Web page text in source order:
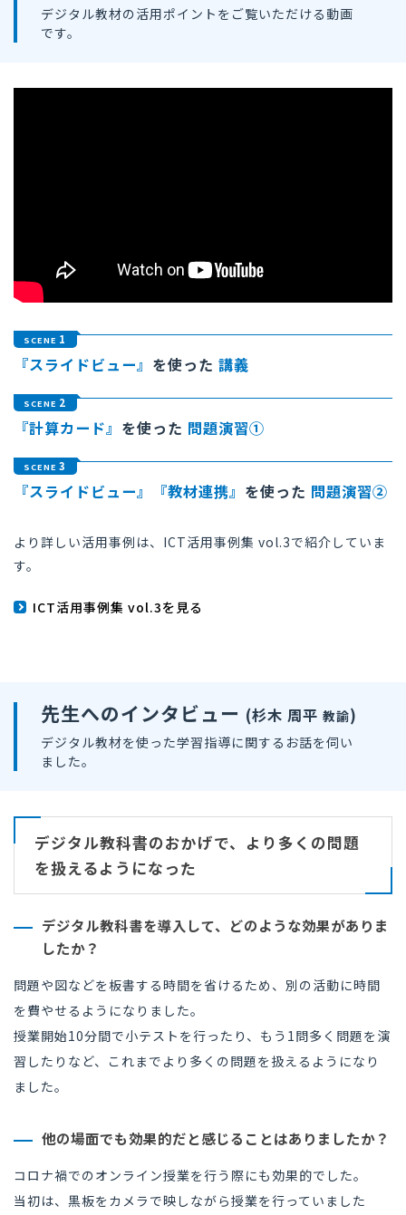
デジタル教材の活用ポイントをご覧いただける動画
です。
SCENE 1
『スライドビュー』 を使った 講義
SCENE 2
『計算カード』 を使った 問題演習①
SCENE 3
『スライドビュー』『教材連携』 を使った 問題演習②
より詳しい活用事例は、ICT活用事例集 vol.3で紹介していま
す。
ICT活用事例集 vol.3を見る
先生へのインタビュー (杉木 周平 教諭)
デジタル教材を使った学習指導に関するお話を伺い
ました。
デジタル教科書のおかげで、より多くの問題
を扱えるようになった
デジタル教科書を導入して、どのような効果がありま
したか？
問題や図などを板書する時間を省けるため、 別の活動に時間
を費やせるようになりました。
授業開始10分間で小テストを行ったり、もう1問多く問題を演
習したりなど、 これまでより多くの問題を扱えるようになり
ました。
他の場面でも効果的だと感じることはありましたか？
コロナ禍でのオンライン授業を行う際にも効果的でした。
当初は、黒板をカメラで映しながら授業を行っていました